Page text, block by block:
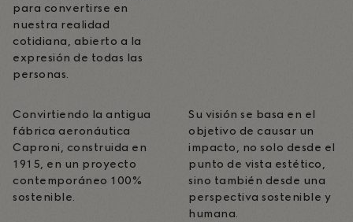
para convertirse en
nuestra realidad
cotidiana, abierto a la
expresión de todas las
personas.
Convirtiendo la antigua
fábrica aeronáutica
Caproni, construida en
1915, en un proyecto
contemporáneo 100%
sostenible.
Su visión se basa en el
objetivo de causar un
impacto, no solo desde el
punto de vista estético,
sino también desde una
perspectiva sostenible y
humana.